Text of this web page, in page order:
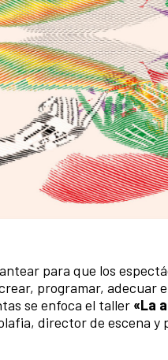
para que los
programar, adecuar
se enfoca el taller «La
director de escena